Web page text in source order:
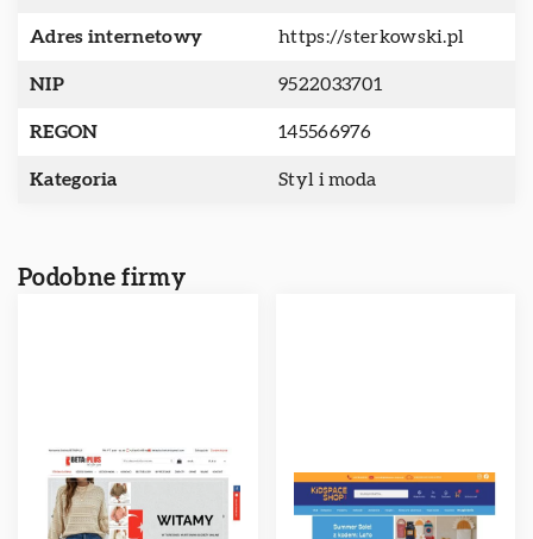
Adres internetowy https://sterkowski.pl
NIP 9522033701
REGON 145566976
Kategoria Styl i moda
Podobne firmy